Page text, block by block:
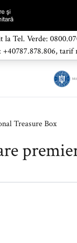
la Tel. Verde:
+40787.878.806, tarif
Treasure Box